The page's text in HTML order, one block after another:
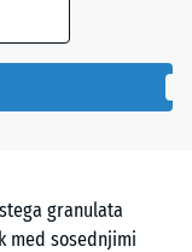
granulata
med sosednjimi